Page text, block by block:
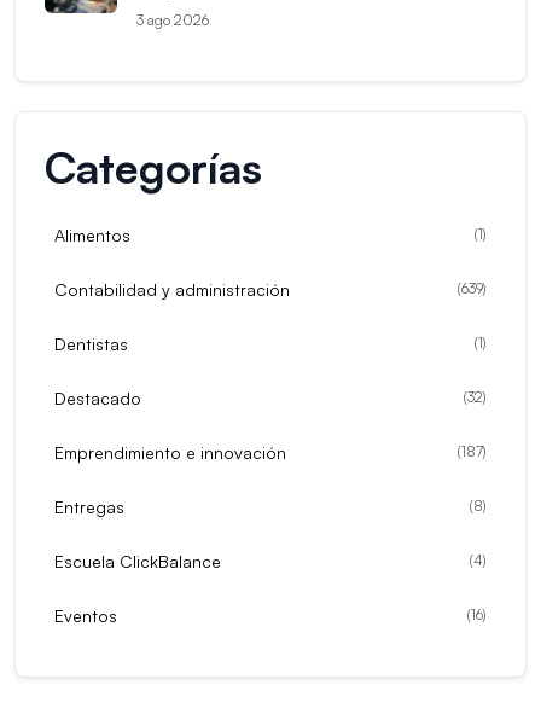
3 ago 2026
Categorías
Alimentos (1)
Contabilidad y administración (639)
Dentistas (1)
Destacado (32)
Emprendimiento e innovación (187)
Entregas (8)
Escuela ClickBalance (4)
Eventos (16)